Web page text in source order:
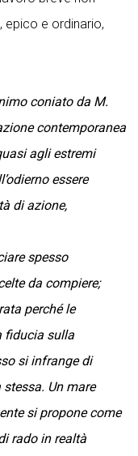
epico e ordinario,
coniato da M.
contemporanea
agli estremi
essere
di azione,
spesso
da compiere;
perché le
fiducia sulla
si infrangedi
Un mare
si propone come
rado in realtà